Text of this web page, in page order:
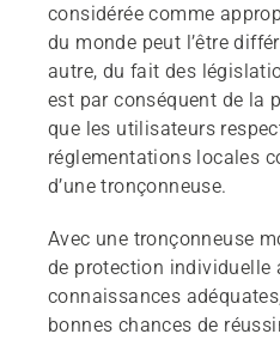
considérée comme
du monde peut l’être
autre, du fait des
est par conséquent de la
que les utilisateurs
réglementations locales
d’une tronçonneuse.
Avec une tronçonneuse
de protection individuelle
connaissances
bonnes chances de